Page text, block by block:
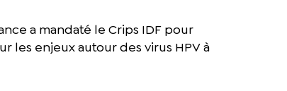
a mandaté le Crips IDF pour
les enjeux autour des virus HPV à